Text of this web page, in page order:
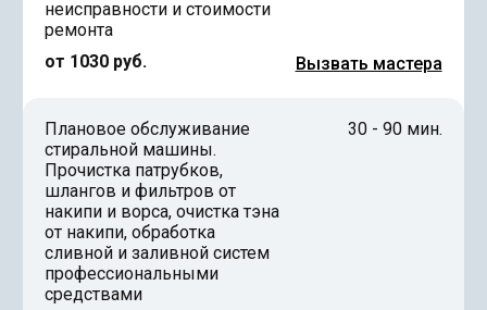
неисправности и стоимости
ремонта
от 1030 руб.
Вызвать мастера
Плановое обслуживание
стиральной машины.
Прочистка патрубков,
шлангов и фильтров от
накипи и ворса, очистка тэна
от накипи, обработка
сливной и заливной систем
профессиональными
средствами
30 - 90 мин.